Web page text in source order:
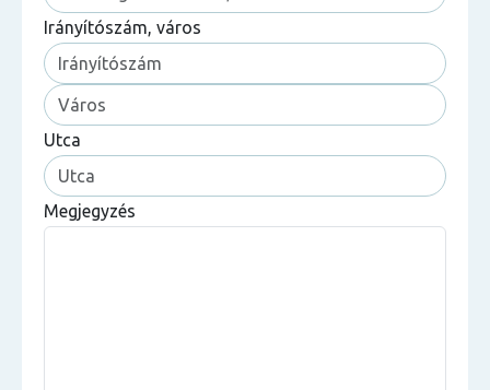
Irányítószám, város
Utca
Megjegyzés